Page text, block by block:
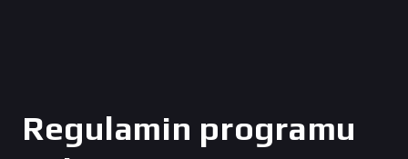
Regulamin programu